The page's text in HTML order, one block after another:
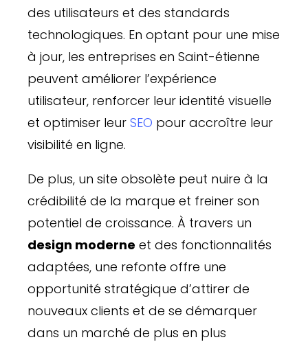
des utilisateurs et des standards
technologiques. En optant pour une mise
à jour, les entreprises en Saint-étienne
peuvent améliorer l’expérience
utilisateur, renforcer leur identité visuelle
et optimiser leur SEO pour accroître leur
visibilité en ligne.
De plus, un site obsolète peut nuire à la
crédibilité de la marque et freiner son
potentiel de croissance. À travers un
design moderne et des fonctionnalités
adaptées, une refonte offre une
opportunité stratégique d’attirer de
nouveaux clients et de se démarquer
dans un marché de plus en plus